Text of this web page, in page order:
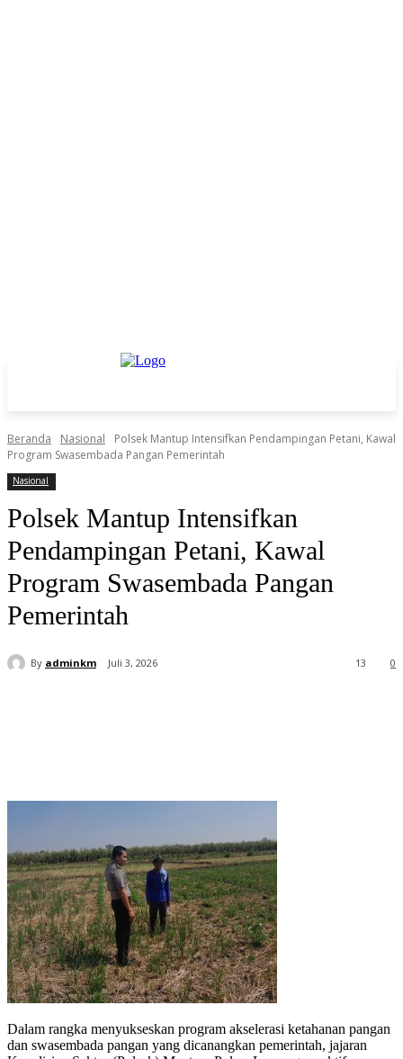
Beranda Nasional
Polsek Mantup Intensifkan Pendampingan Petani, Kawal
Program Swasembada Pangan Pemerintah
Nasional
Polsek Mantup Intensifkan
Pendampingan Petani, Kawal
Program Swasembada Pangan
Pemerintah
By adminkm Juli 3, 2026 0
13
Dalam rangka menyukseskan program akselerasi ketahanan pangan
dan swasembada pangan yang dicanangkan pemerintah, jajaran